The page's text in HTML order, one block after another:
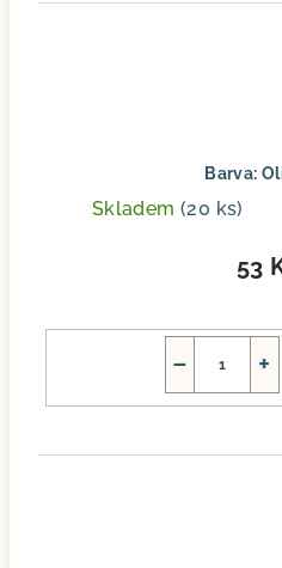
Barva:
Skladem(20 ks)
53
+
−